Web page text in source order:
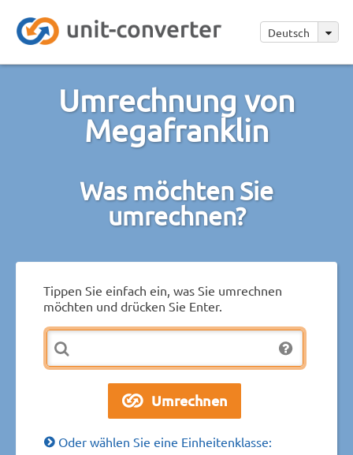
Deutsch
Umrechnung von
Megafranklin
Was möchten Sie
umrechnen?
Tippen Sie einfach ein, was Sie umrechnen
möchten und drücken Sie Enter.
Oder wählen Sie eine Einheitenklasse: